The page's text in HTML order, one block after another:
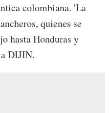
colombiana. 'La
quienes se
hasta Honduras y
DIJIN.